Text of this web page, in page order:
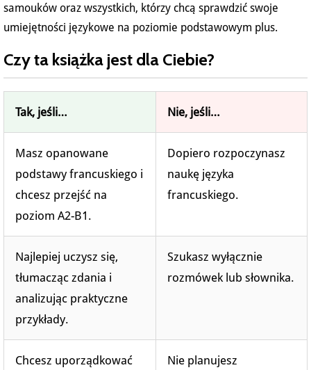
samouków oraz wszystkich, którzy chcą sprawdzić swoje
umiejętności językowe na poziomie podstawowym plus.
Czy ta książka jest dla Ciebie?
Tak, jeśli… Nie, jeśli…
Masz opanowane
podstawy francuskiego i
chcesz przejść na
poziom A2-B1.
Dopiero rozpoczynasz
naukę języka
francuskiego.
Najlepiej uczysz się,
tłumacząc zdania i
analizując praktyczne
przykłady.
Szukasz wyłącznie
rozmówek lub słownika.
Chcesz uporządkować
Nie planujesz